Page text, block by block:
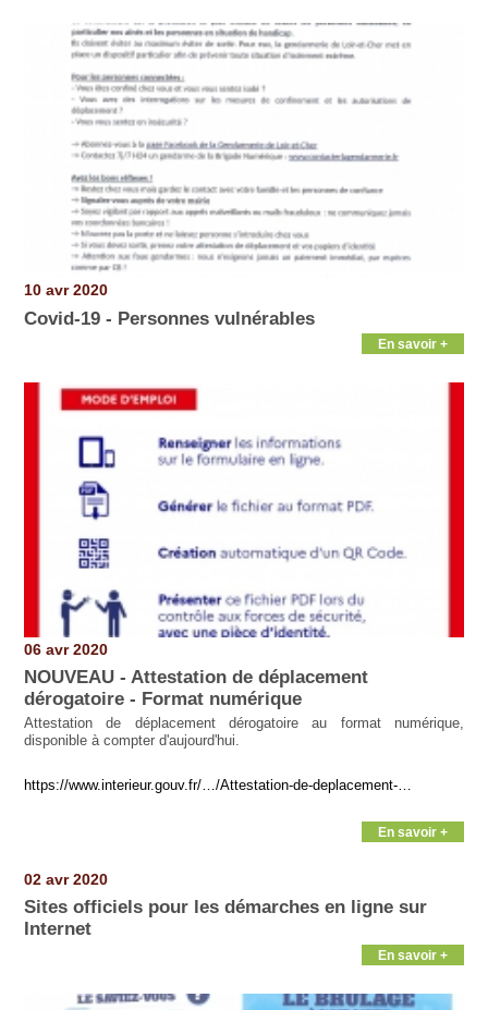
10 avr 2020
Covid-19 - Personnes vulnérables
En savoir +
06 avr 2020
NOUVEAU - Attestation de déplacement
dérogatoire - Format numérique
Attestation de déplacement dérogatoire au format numérique,
disponible à compter d'aujourd'hui.
https://www.interieur.gouv.fr/…/Attestation-de-deplacement-…
En savoir +
02 avr 2020
Sites officiels pour les démarches en ligne sur
Internet
En savoir +